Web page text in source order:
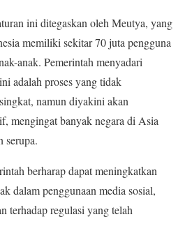
ini ditegaskan oleh Meutya, yang
memiliki sekitar 70 juta pengguna
anak. Pemerintah menyadari
adalah proses yang tidak
namun diyakini akan
mengingat banyak negara di Asia
serupa.
berharap dapat meningkatkan
dalam penggunaan media sosial,
terhadap regulasi yang telah